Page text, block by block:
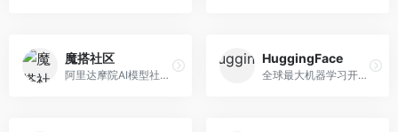
魔搭社区
阿里达摩院AI模型社区，专注于中文AI生态。面向中文开发者，提供开源模型、数据集、开发工具等资源，中文模型丰富。
HuggingFace
全球最大机器学习开源社区，整合模型库与开发工具。面向AI研究者和开发者，提供开源模型、数据集、开发工具等资源，开源生态最完善。